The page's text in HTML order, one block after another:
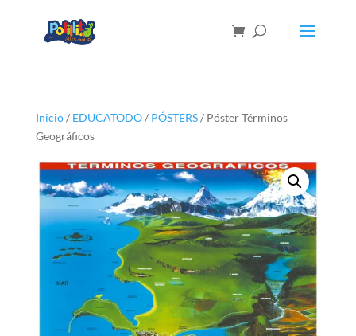
Inicio/ EDUCATODO/ PÓSTERS/ Póster Términos
Geográficos